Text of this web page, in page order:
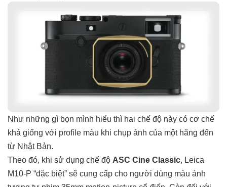
Như những gì bọn mình hiểu thì hai chế độ này có cơ chế
khá giống với profile màu khi chụp ảnh của một hãng đến
từ Nhật Bản.
Theo đó, khi sử dụng chế độ ASC Cine Classic, Leica
M10-P “đặc biệt” sẽ cung cấp cho người dùng màu ảnh